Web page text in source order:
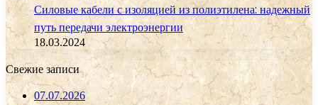
Силовые кабели с изоляцией из полиэтилена: надежный
путь передачи электроэнергии
18.03.2024
Свежие записи
07.07.2026